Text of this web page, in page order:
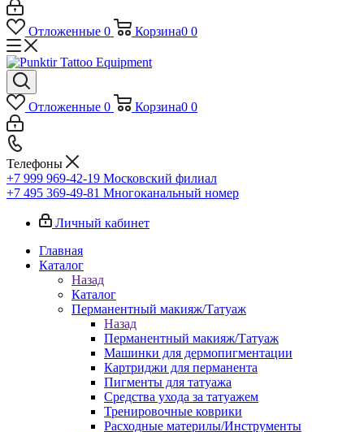
Отложенные 0 Корзина0 0
Отложенные 0 Корзина0 0
Телефоны
+7 999 969-42-19 Московский филиал
+7 495 369-49-81 Многоканальный номер
Личный кабинет
Главная
Каталог
Назад
Каталог
Перманентный макияж/Татуаж
Назад
Перманентный макияж/Татуаж
Машинки для дермопигментации
Картриджи для перманента
Пигменты для татуажа
Средства ухода за татуажем
Тренировочные коврики
Расходные материлы/Инструменты